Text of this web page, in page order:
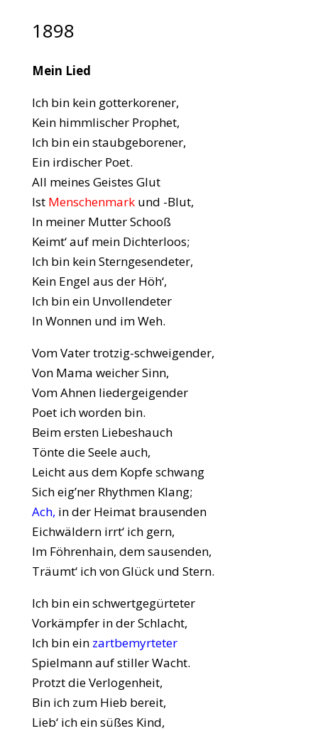
1898
Mein Lied
Ich bin kein gotterkorener,
Kein himmlischer Prophet,
Ich bin ein staubgeborener,
Ein irdischer Poet.
All meines Geistes Glut
Ist Menschenmarkund -Blut,
In meiner Mutter Schooß
Keimt‘ auf mein Dichterloos;
Ich bin kein Sterngesendeter,
Kein Engel aus der Höh‘,
Ich bin ein Unvollendeter
In Wonnen und im Weh.
Vom Vater trotzig-schweigender,
Von Mama weicher Sinn,
Vom Ahnen liedergeigender
Poet ich worden bin.
Beim ersten Liebeshauch
Tönte die Seele auch,
Leicht aus dem Kopfe schwang
Sich eig’ner Rhythmen Klang;
Ach, in der Heimat brausenden
Eichwäldern irrt‘ ich gern,
Im Föhrenhain, dem sausenden,
Träumt‘ ich von Glück und Stern.
Ich bin ein schwertgegürteter
Vorkämpfer in der Schlacht,
Ich bin ein zartbemyrteter
Spielmann auf stiller Wacht.
Protzt die Verlogenheit,
Bin ich zum Hieb bereit,
Lieb‘ ich ein süßes Kind,